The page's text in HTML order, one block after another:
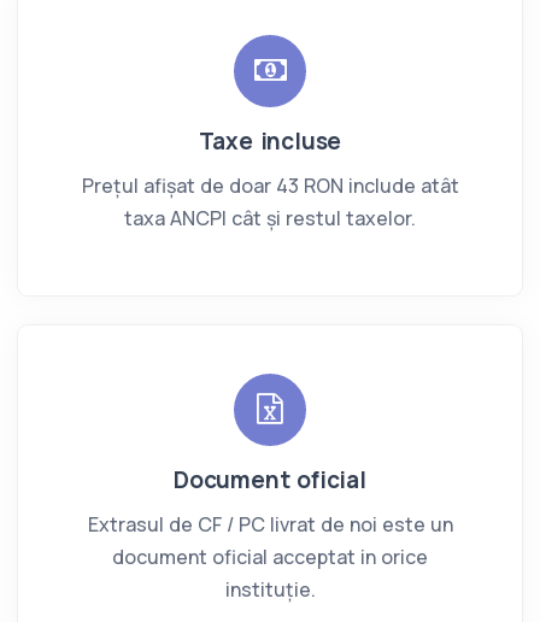
Taxe incluse
Prețul afișat de doar 43 RON include atât
taxa ANCPI cât și restul taxelor.
Document oficial
Extrasul de CF / PC livrat de noi este un
document oficial acceptat in orice
instituție.